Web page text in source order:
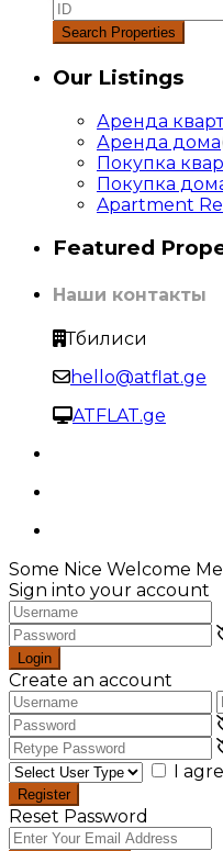
Our Listings
Аренда
Аренда дома
Покупка
Покупка
Apartment
Featured
Наши контакты
Тбилиси
hello@atflat.ge
ATFLAT.ge
Some Nice Welcome
Sign into your account
Login
Create an account
I
Register
Reset Password